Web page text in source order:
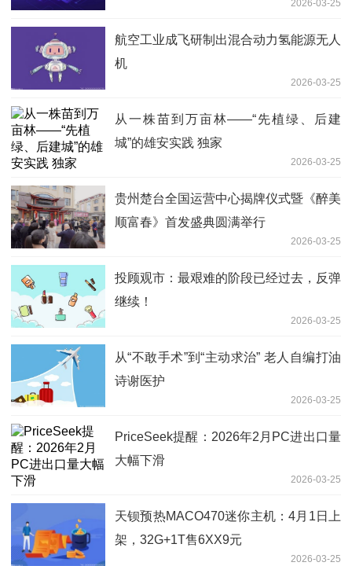
2026-03-25
航空工业成飞研制出混合动力氢能源无人
机
2026-03-25
从一株苗到万亩林——“先植绿、后建
城”的雄安实践 独家
2026-03-25
贵州楚台全国运营中心揭牌仪式暨《醉美
顺富春》首发盛典圆满举行
2026-03-25
投顾观市：最艰难的阶段已经过去，反弹
继续！
2026-03-25
从“不敢手术”到“主动求治” 老人自编打油
诗谢医护
2026-03-25
PriceSeek提醒：2026年2月PC进出口量
大幅下滑
2026-03-25
天钡预热MACO470迷你主机：4月1日上
架，32G+1T售6XX9元
2026-03-25